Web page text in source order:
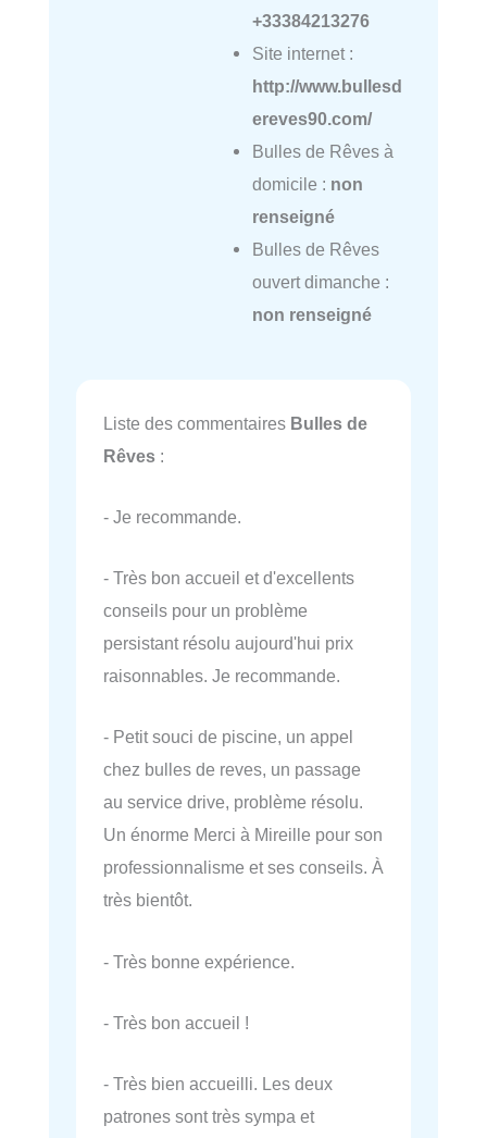
+33384213276
Site internet :
http://www.bullesd
ereves90.com/
Bulles de Rêves à
domicile : non
renseigné
Bulles de Rêves
ouvert dimanche :
non renseigné
Liste des commentaires Bulles de
Rêves :
- Je recommande.
- Très bon accueil et d'excellents
conseils pour un problème
persistant résolu aujourd'hui prix
raisonnables. Je recommande.
- Petit souci de piscine, un appel
chez bulles de reves, un passage
au service drive, problème résolu.
Un énorme Merci à Mireille pour son
professionnalisme et ses conseils. À
très bientôt.
- Très bonne expérience.
- Très bon accueil !
- Très bien accueilli. Les deux
patrones sont très sympa et